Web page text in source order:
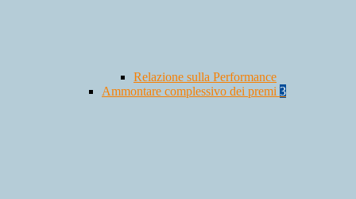
Relazione sulla Performance
Ammontare complessivo dei premi 3